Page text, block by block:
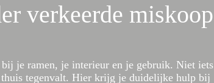
verkeerde miskoop
bij je ramen, je interieur en je gebruik. Niet iets
tegenvalt. Hier krijg je duidelijke hulp bij